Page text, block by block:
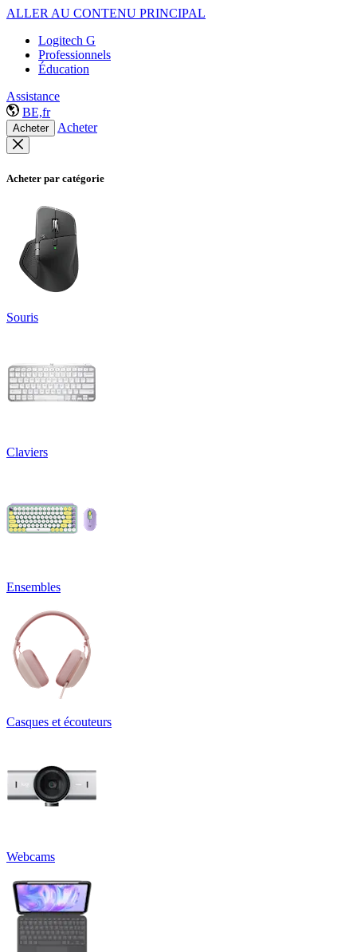
ALLER AU CONTENU PRINCIPAL
Logitech G
Professionnels
Éducation
Assistance
BE,fr
Acheter Acheter
Acheter par catégorie
Souris
Claviers
Ensembles
Casques et écouteurs
Webcams